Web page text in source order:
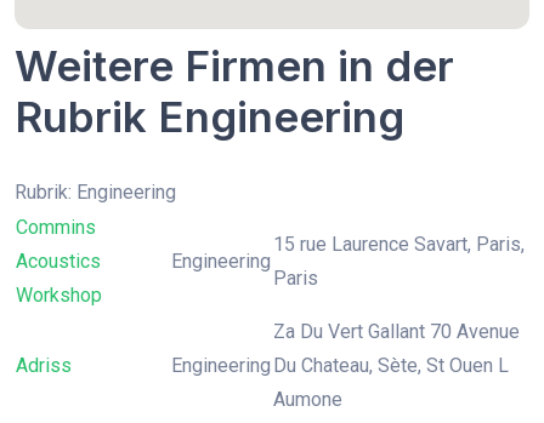
Weitere Firmen in der
Rubrik Engineering
Rubrik: Engineering
Commins
Acoustics
Workshop
Engineering
15 rue Laurence Savart, Paris,
Paris
Adriss Engineering
Za Du Vert Gallant 70 Avenue
Du Chateau, Sète, St Ouen L
Aumone